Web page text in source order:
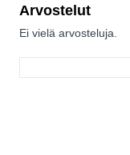
Arvostelut
Ei vielä arvosteluja.